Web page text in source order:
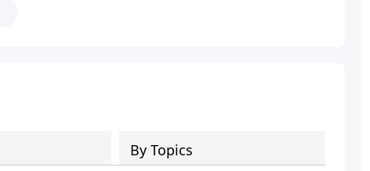
By Topics